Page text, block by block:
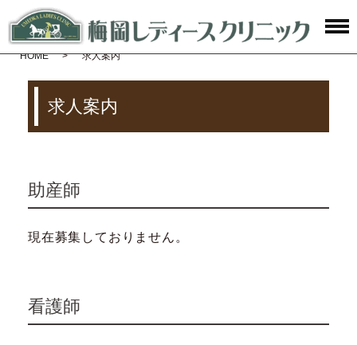
HOME 求人案内
求人案内
助産師
現在募集しておりません。
看護師